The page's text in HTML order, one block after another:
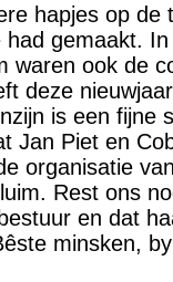
hapjes op de
gemaakt.
waren ook de
deze
is een fijne
Jan Piet en
organisatie
Rest ons
en dat
minsken,